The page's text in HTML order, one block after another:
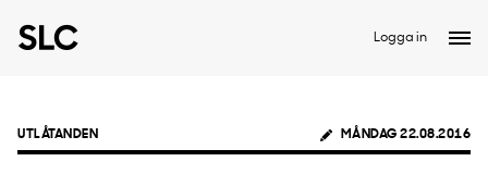
Logga in
UTLÅTANDEN MÅNDAG 22.08.2016